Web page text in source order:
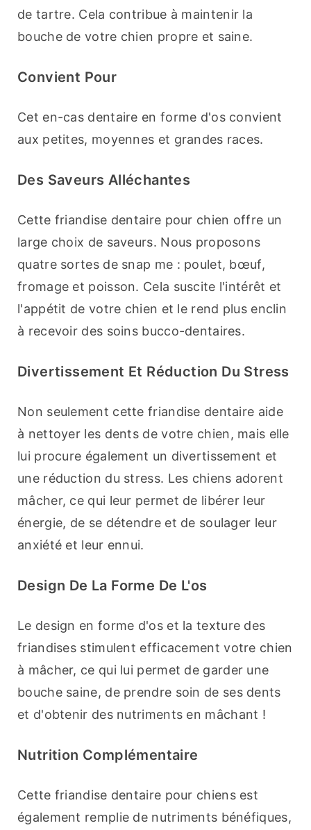
de tartre. Cela contribue à maintenir la
bouche de votre chien propre et saine.
Convient Pour
Cet en-cas dentaire en forme d'os convient
aux petites, moyennes et grandes races.
Des Saveurs Alléchantes
Cette friandise dentaire pour chien offre un
large choix de saveurs. Nous proposons
quatre sortes de snap me : poulet, bœuf,
fromage et poisson. Cela suscite l'intérêt et
l'appétit de votre chien et le rend plus enclin
à recevoir des soins bucco-dentaires.
Divertissement Et Réduction Du Stress
Non seulement cette friandise dentaire aide
à nettoyer les dents de votre chien, mais elle
lui procure également un divertissement et
une réduction du stress. Les chiens adorent
mâcher, ce qui leur permet de libérer leur
énergie, de se détendre et de soulager leur
anxiété et leur ennui.
Design De La Forme De L'os
Le design en forme d'os et la texture des
friandises stimulent efficacement votre chien
à mâcher, ce qui lui permet de garder une
bouche saine, de prendre soin de ses dents
et d'obtenir des nutriments en mâchant !
Nutrition Complémentaire
Cette friandise dentaire pour chiens est
également remplie de nutriments bénéfiques,